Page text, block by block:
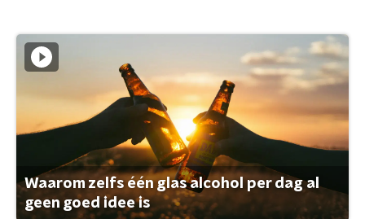
Waarom zelfs één glas alcohol per dag al
geen goed idee is